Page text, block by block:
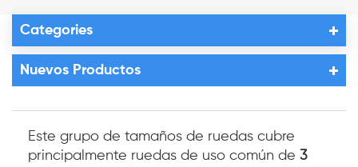
Categories
Nuevos Productos
Este grupo de tamaños de ruedas cubre
principalmente ruedas de uso común de 3